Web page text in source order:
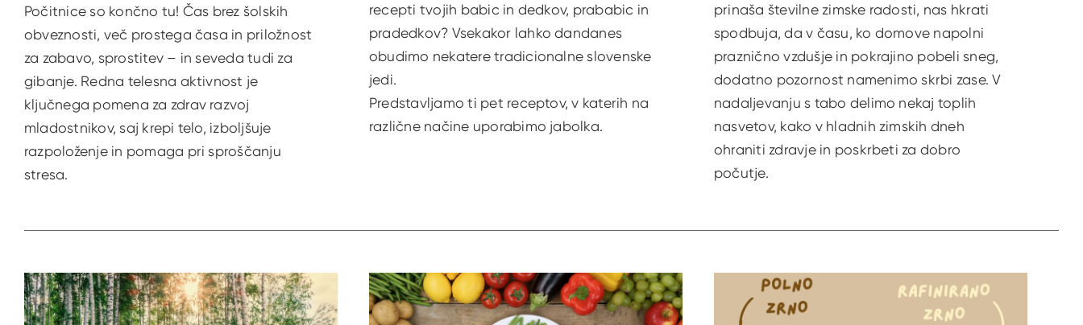
Počitnice so končno tu! Čas brez šolskih
obveznosti, več prostega časa in priložnost
za zabavo, sprostitev – in seveda tudi za
gibanje. Redna telesna aktivnost je
ključnega pomena za zdrav razvoj
mladostnikov, saj krepi telo, izboljšuje
razpoloženje in pomaga pri sproščanju
stresa.
recepti tvojih babic in dedkov, prababic in
pradedkov? Vsekakor lahko dandanes
obudimo nekatere tradicionalne slovenske
jedi.
Predstavljamo ti pet receptov, v katerih na
različne načine uporabimo jabolka.
prinaša številne zimske radosti, nas hkrati
spodbuja, da v času, ko domove napolni
praznično vzdušje in pokrajino pobeli sneg,
dodatno pozornost namenimo skrbi zase. V
nadaljevanju s tabo delimo nekaj toplih
nasvetov, kako v hladnih zimskih dneh
ohraniti zdravje in poskrbeti za dobro
počutje.